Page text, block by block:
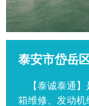
泰安市岱岳
【泰诚泰通】
箱维修、发动机